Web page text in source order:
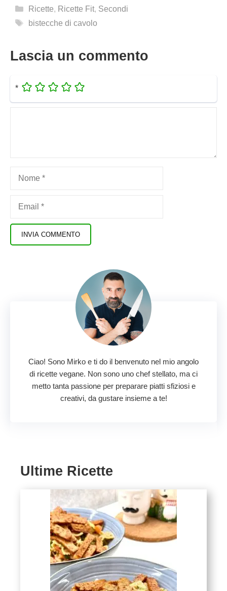
Categorie
Ricette, Ricette Fit, Secondi
Tag
bistecche di cavolo
Lascia un commento
*
Ciao! Sono Mirko e ti do il benvenuto nel mio angolo
di ricette vegane. Non sono uno chef stellato, ma ci
metto tanta passione per preparare piatti sfiziosi e
creativi, da gustare insieme a te!
Ultime Ricette